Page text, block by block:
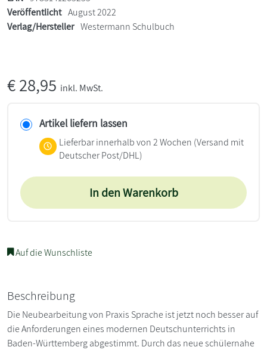
Veröffentlicht August 2022
Verlag/Hersteller Westermann Schulbuch
€28,95 inkl. MwSt.
Artikel liefern lassen
Lieferbar innerhalb von 2 Wochen (Versand mit
Deutscher Post/DHL)
In den Warenkorb
Auf die Wunschliste
Beschreibung
Die Neubearbeitung von Praxis Sprache ist jetzt noch besser auf
die Anforderungen eines modernen Deutschunterrichts in
Baden-Württemberg abgestimmt. Durch das neue schülernahe